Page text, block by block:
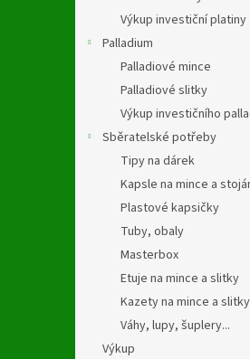
Výkup investiční platiny
Palladium
Palladiové mince
Palladiové slitky
Výkup investičního
Sběratelské potřeby
Tipy na dárek
Kapsle na mince a
Plastové kapsičky
Tuby, obaly
Masterbox
Etuje na mince a slitky
Kazety na mince a slitky
Váhy, lupy, šuplery...
Výkup